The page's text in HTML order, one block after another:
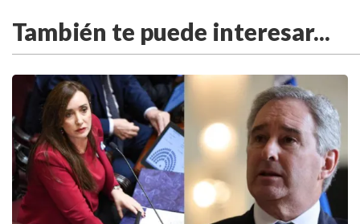
También te puede interesar...